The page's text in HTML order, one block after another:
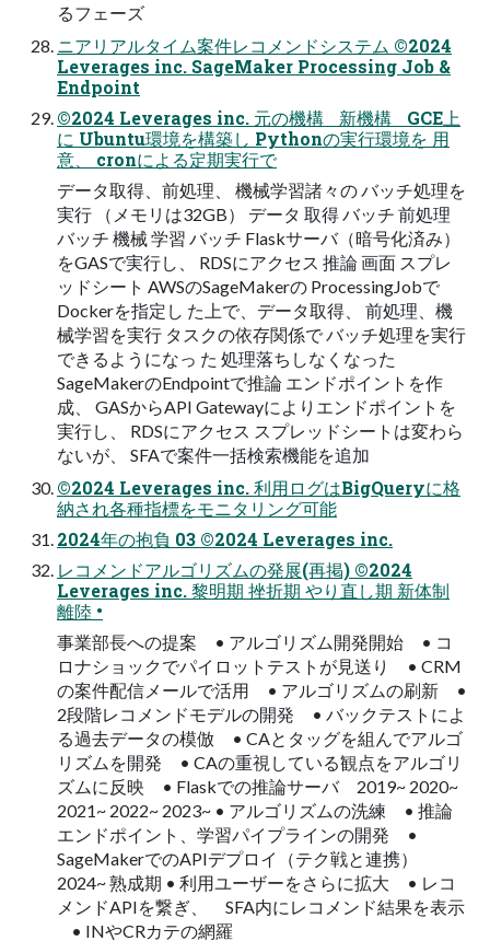
るフェーズ
ニアリアルタイム案件レコメンドシステム ©2024
Leverages inc. SageMaker Processing Job &
Endpoint
©2024 Leverages inc. 元の機構 新機構 GCE上
に Ubuntu環境を構築し Pythonの実行環境を 用
意、 cronによる定期実行で
データ取得、前処理、 機械学習諸々の バッチ処理を
実行 （メモリは32GB） データ 取得 バッチ 前処理
バッチ 機械 学習 バッチ Flaskサーバ（暗号化済み）
をGASで実行し、 RDSにアクセス 推論 画面 スプレ
ッドシート AWSのSageMakerの ProcessingJobで
Dockerを指定し た上で、データ取得、 前処理、機
械学習を実行 タスクの依存関係で バッチ処理を実行
できるようになっ た 処理落ちしなくなった
SageMakerのEndpointで推論 エンドポイントを作
成、 GASからAPI Gatewayによりエンドポイントを
実行し、 RDSにアクセス スプレッドシートは変わら
ないが、 SFAで案件一括検索機能を追加
©2024 Leverages inc. 利用ログはBigQueryに格
納され各種指標をモニタリング可能
2024年の抱負 03 ©2024 Leverages inc.
レコメンドアルゴリズムの発展(再掲) ©2024
Leverages inc. 黎明期 挫折期 やり直し期 新体制
離陸 •
事業部長への提案 • アルゴリズム開発開始 • コ
ロナショックでパイロットテストが見送り • CRM
の案件配信メールで活用 • アルゴリズムの刷新 •
2段階レコメンドモデルの開発 • バックテストによ
る過去データの模倣 • CAとタッグを組んでアルゴ
リズムを開発 • CAの重視している観点をアルゴリ
ズムに反映 • Flaskでの推論サーバ 2019~ 2020~
2021~ 2022~ 2023~ • アルゴリズムの洗練 • 推論
エンドポイント、学習パイプラインの開発 •
SageMakerでのAPIデプロイ（テク戦と連携）
2024~ 熟成期 • 利用ユーザーをさらに拡大 • レコ
メンドAPIを繋ぎ、 SFA内にレコメンド結果を表示
• INやCRカテの網羅